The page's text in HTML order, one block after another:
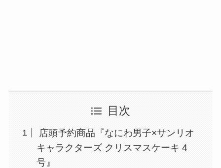
目次
店頭予約商品『なにわ男子×サンリオ
キャラクターズ クリスマスケーキ 4
号』